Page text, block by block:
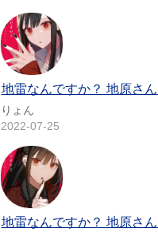
地雷なんですか？ 地原さん
りょん
2022-07-25
地雷なんですか？ 地原さん